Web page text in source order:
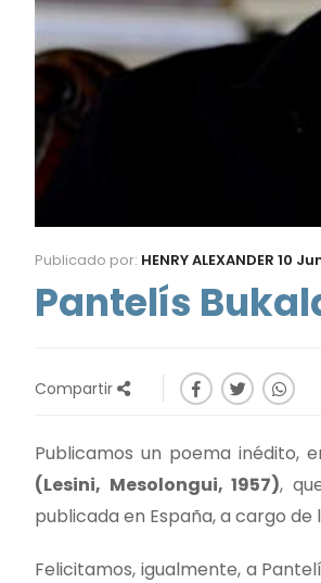
Publicado por: HENRY ALEXANDER 10
Pantelís
Compartir
Publicamos un poema inédito,
(Lesini, Mesolongui, 1957),
publicada en España, a cargo
Felicitamos, igualmente, a